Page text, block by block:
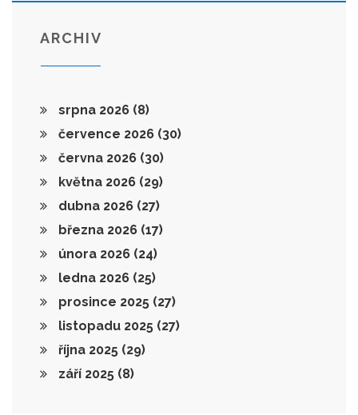
ARCHIV
srpna 2026 (8)
července 2026 (30)
června 2026 (30)
května 2026 (29)
dubna 2026 (27)
března 2026 (17)
února 2026 (24)
ledna 2026 (25)
prosince 2025 (27)
listopadu 2025 (27)
října 2025 (29)
září 2025 (8)